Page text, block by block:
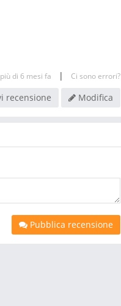
di 6 mesi fa | Ci sono errori?
recensione Modifica
Pubblica recensione